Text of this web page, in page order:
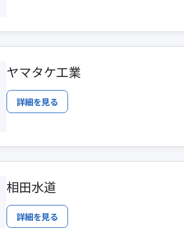
ヤマタケ工業
詳細を見る
相田水道
詳細を見る